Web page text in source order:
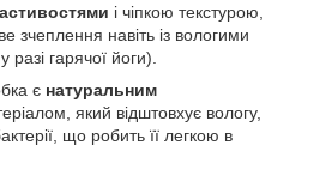
і чіпкою текстурою,
зчеплення навіть із вологими
гарячої йоги).
є натуральним
який відштовхує вологу,
що робить її легкою в